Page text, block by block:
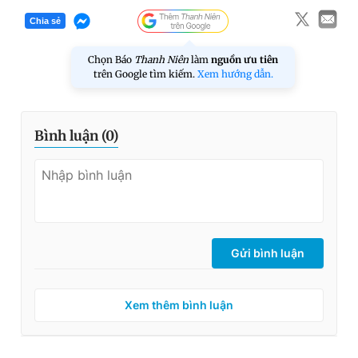
Chia sẻ
Chọn Báo Thanh Niên làm nguồn ưu tiên
trên Google tìm kiếm. Xem hướng dẫn.
Bình luận (0)
Gửi bình luận
Xem thêm bình luận